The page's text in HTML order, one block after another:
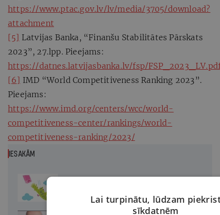
https://www.ptac.gov.lv/lv/media/3705/download?
attachment
[5] Latvijas Banka, “Finanšu Stabilitātes Pārskats
2023”, 27.lpp. Pieejams:
https://datnes.latvijasbanka.lv/fsp/
[6] IMD “World Competitiveness Ranking 2023”.
Pieejams:
https://www.imd.org/centers/wcc/world-
competitiveness-center/rankings/world-
competitiveness-ranking/2023/
IESAKĀM
Lai turpinātu, lūdzam
sīkdatnēm